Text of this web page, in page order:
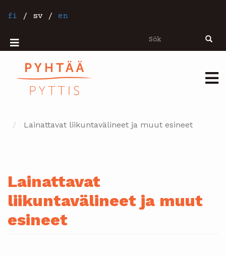
tillfi / sv / en
Sök Sök
Mobiilivalikko
Lainattavat liikuntavälineet ja muut esineet
Lainattavat
liikuntavälineet ja muut
esineet